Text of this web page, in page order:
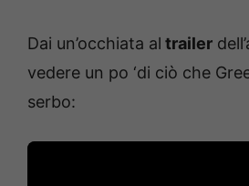
Dai un’occhiata al trailer
vedere un po ‘di ciò che
serbo: